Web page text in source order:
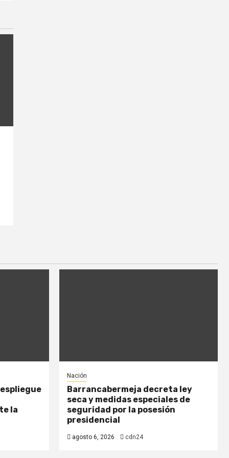
la
Nación
Barrancabermeja decreta ley
seca y medidas especiales de
seguridad por la posesión
presidencial
agosto 6, 2026 cdn24